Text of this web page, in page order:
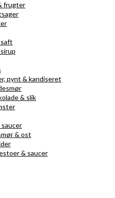
frugter
pynt & kandiseret
& slik
& ost
& saucer